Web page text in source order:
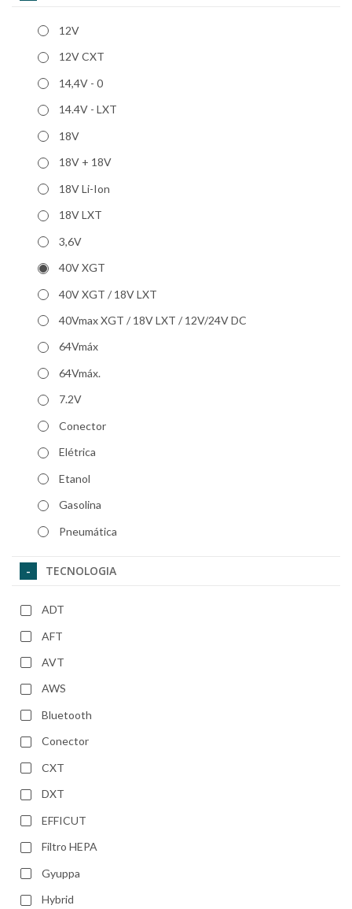
12V
12V CXT
14,4V - 0
14.4V - LXT
18V
18V + 18V
18V Li-Ion
18V LXT
3,6V
40V XGT
40V XGT / 18V LXT
40Vmax XGT / 18V LXT / 12V/24V DC
64Vmáx
64Vmáx.
7.2V
Conector
Elétrica
Etanol
Gasolina
Pneumática
TECNOLOGIA
ADT
AFT
AVT
AWS
Bluetooth
Conector
CXT
DXT
EFFICUT
Filtro HEPA
Gyuppa
Hybrid